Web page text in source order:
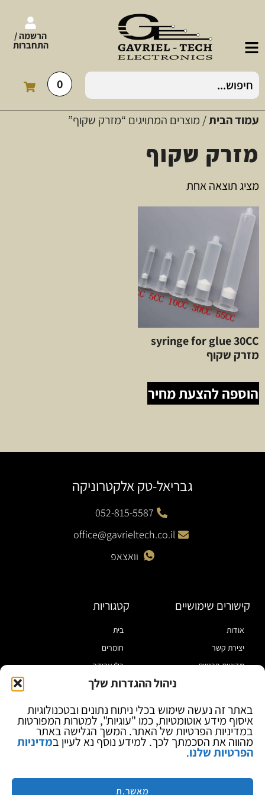
ניהול ההגדרות שלך
באתר זה נעשה שימוש בכלי ניתוח נתונים ובטכנולוגיות
איסוף מידע אוטומטיות, כמו "עוגיות", למטרות המפורטות
במדיניות הפרטיות של האתר. המשך הגלישה באתר
מהווה את הסכמתך לכך. למידע נוסף נא לעיין במדיניות
הפרטיות שלנו.
מאשר.ת
הרשמה /
התחברות
0
עמוד הבית/ מוצרים המתויגים “מזרק שקוף”
מזרק שקוף
מציג תוצאה אחת
syringe for glue 30CC
מזרק שקוף
הוספה להצעת מחיר
גבריאל-טק אלקטרוניקה
052-815-5587
office@gavrieltech.co.il
וואצאפ
קישורים שימושיים
אודות
יצירת קשר
מדיניות פרטיות
בלוג
קטגוריות
בית
חומרים
כלי עבודה
מוצרי הלחמה
ספקי כח ומודדים
ציוד אופטי להגדלה
מותגים